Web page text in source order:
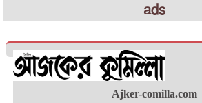
ads
Ajker-comilla.com